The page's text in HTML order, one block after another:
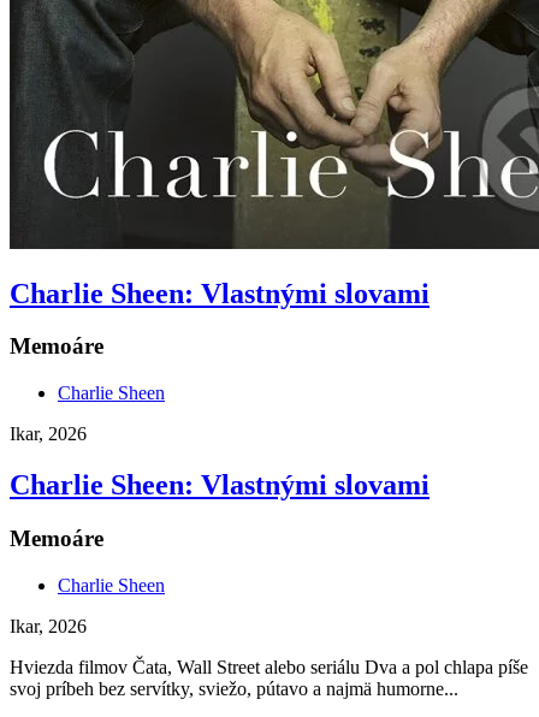
Charlie Sheen: Vlastnými slovami
Memoáre
Charlie Sheen
Ikar, 2026
Charlie Sheen: Vlastnými slovami
Memoáre
Charlie Sheen
Ikar, 2026
Hviezda filmov Čata, Wall Street alebo seriálu Dva a pol chlapa píše
svoj príbeh bez servítky, sviežo, pútavo a najmä humorne...